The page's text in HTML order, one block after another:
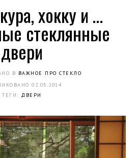
хокку и …
стеклянные
двери
В ВАЖНОЕ ПРО СТЕКЛО
02.05.2014
ТЕГИ: ДВЕРИ